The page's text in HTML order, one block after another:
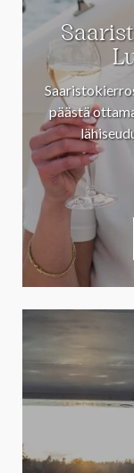
päästä